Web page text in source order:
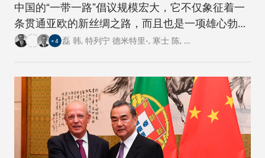
中国的“一带一路”倡议规模宏大，它不仅象征着一
条贯通亚欧的新丝绸之路，而且也是一项雄心勃勃
的跨国基础设施建设工程。对此，卡内基四个研究
+4 磊 韩, 特列宁 德米特里•, 寒士 陈, …